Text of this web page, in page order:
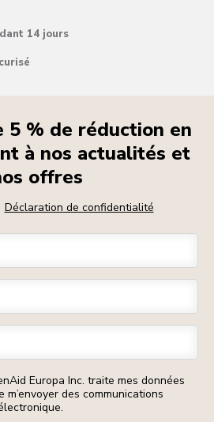
14 jours
5 % de réduction en
à nos actualités et
offres
Déclaration de confidentialité
Europa Inc. traite mes données
des communications